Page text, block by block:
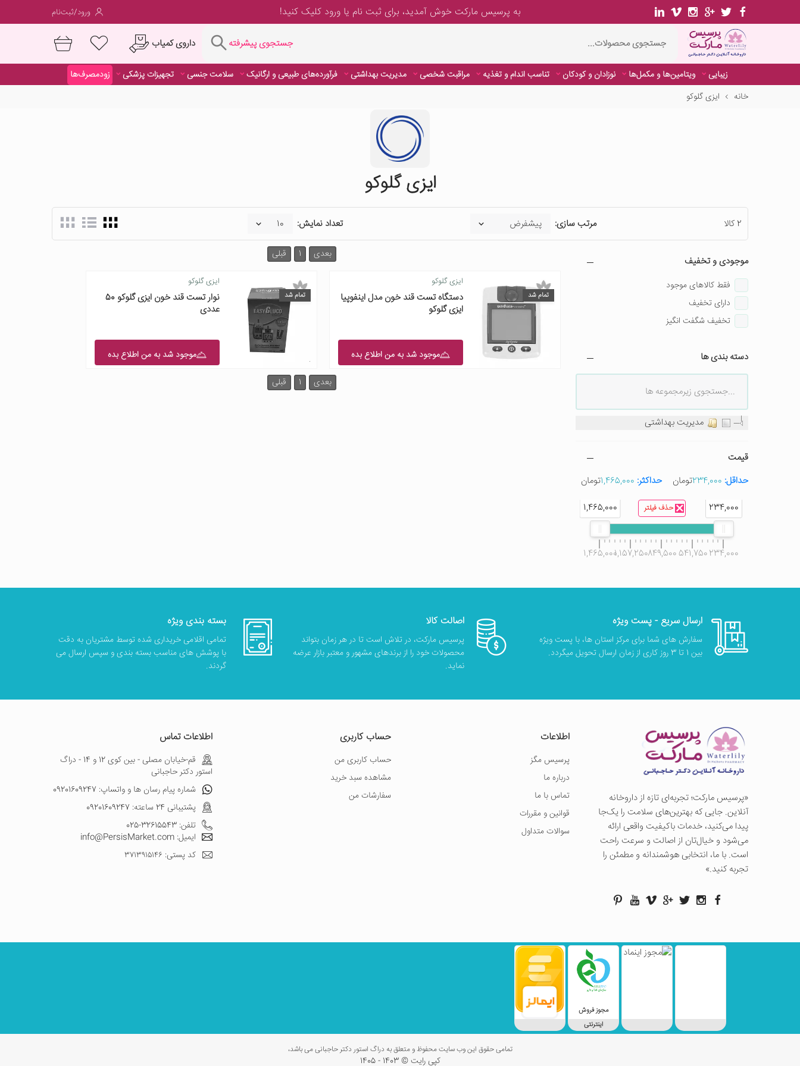
داروی کمیاب
به پرسیس مارکت خوش آمدید، برایثبت نام یا ورودکلیک کنید! ورود/ثبت‌نام
جستجوی پیشرفته داروی کمیاب
زیبایی ویتامین‌ها و مکمل‌ها نوزادان و کودکان تناسب اندام و تغذیه مراقبت شخصی مدیریت بهداشتی فرآورده‌های طبیعی و ارگانیک سلامت جنسی تجهیزات پزشکی
زودمصرف‌ها
خانه
ایزی گلوکو
ایزی گلوکو
2 کالا مرتب سازی: تعداد نمایش:
موجودی و تخفیف
فقط کالاهای موجود
دارای تخفیف
تخفیف شگفت انگیز
دسته بندی ها
مدیریت بهداشتی
قیمت
حداقل: 234,000تومان حداکثر: 1,465,000تومان
حذف فیلتر 234,000
1,465,000
234,000
541,750
849,500
1,157,250
1,465,000
قبلی 1 بعدی
تمام شد
ایزی گلوکو
دستگاه تست قند خون مدل اینفوپیا
ایزی گلوکو
موجود شد به من اطلاع بده
تمام شد
ایزی گلوکو
نوار تست قند خون ایزی گلوکو 50
عددی
موجود شد به من اطلاع بده
قبلی 1 بعدی
ارسال سریع - پست ویژه
سفارش های شما برای مرکز استان ها، با پست ویژه
بین 1 تا 3 روز کاری از زمان ارسال تحویل میگردد.
اصالت کالا
پرسیس مارکت، در تلاش است تا در هر زمان بتواند
محصولات خود را از برندهای مشهور و معتبر بازار عرضه
نماید.
بسته بندی ویژه
تمامی اقلامی خریداری شده توسط مشتریان به دقت
با پوشش های مناسب بسته بندی و سپس ارسال می
گردند.
«پرسيس ماركت؛ تجربه‌ای تازه از داروخانه
آنلاین. جایی که بهترین‌های سلامت را یک‌جا
پیدا می‌کنید، خدمات باکیفیت واقعی ارائه
می‌شود و خیال‌تان از اصالت و سرعت راحت
است. با ما، انتخابی هوشمندانه و مطمئن را
تجربه کنید.»
اطلاعات
پرسیس مگز
درباره ما
تماس با ما
قوانین و مقررات
سوالات متداول
حساب کاربری
حساب کاربری من
مشاهده سبد خرید
سفارشات من
اطلاعات تماس
قم-خیابان مصلی - بین کوی 12 و 14 - دراگ
استور دکتر حاجبانی
شماره پیام رسان ها و واتساپ: 09201609247
پشتیبانی 24 ساعته: 09201609247
تلفن: 32615543-025
ایمیل: info@PersisMarket.com
کد پستی: ۳۷۱۳۹۱۵۱۴۶
مجوز فروش
اینترنتی
تمامی حقوق این وب سایت محفوظ و متعلق به دراگ استور دکتر حاجبانی می باشد،
کپی رایت © 1403 - 1405